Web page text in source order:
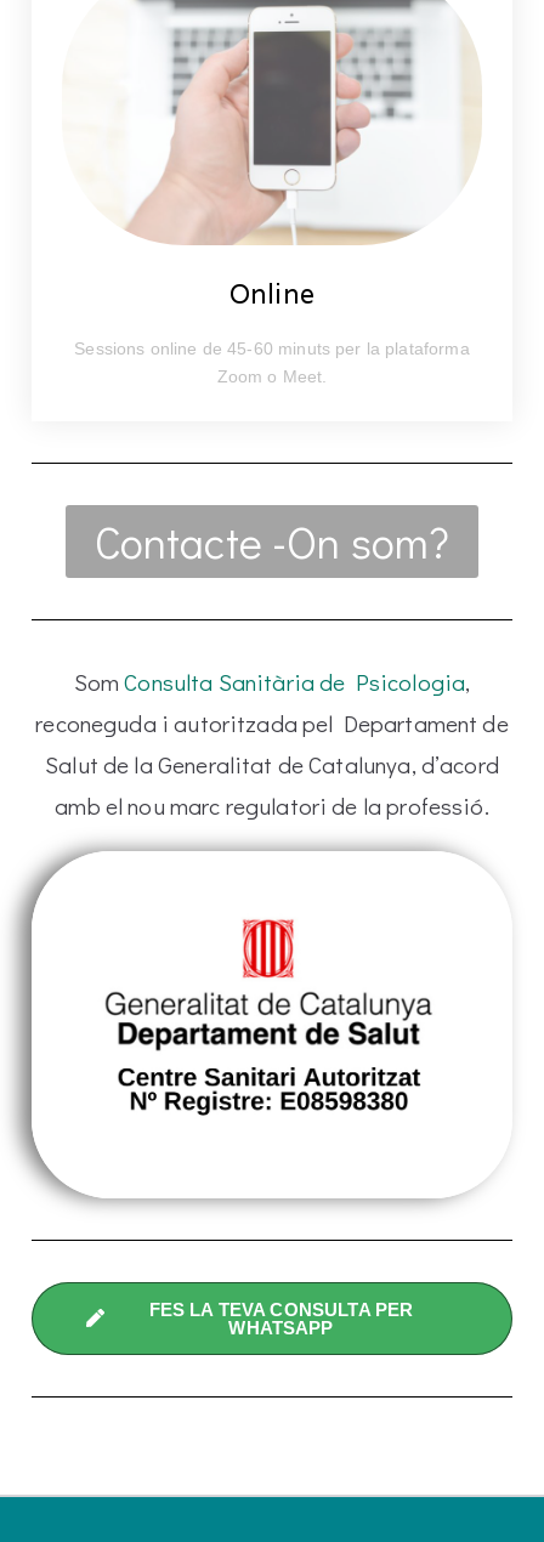
Online
Sessions online de 45-60 minuts per la plataforma
Zoom o Meet.
Contacte -On som?
SomConsulta Sanitària de Psicologia,
reconeguda i autoritzada pel Departament de
Salut de la Generalitat de Catalunya, d’acord
amb el nou marc regulatori de la professió.
FES LA TEVA CONSULTA PER
WHATSAPP